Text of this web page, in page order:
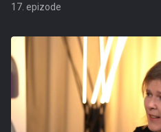
17. epizode